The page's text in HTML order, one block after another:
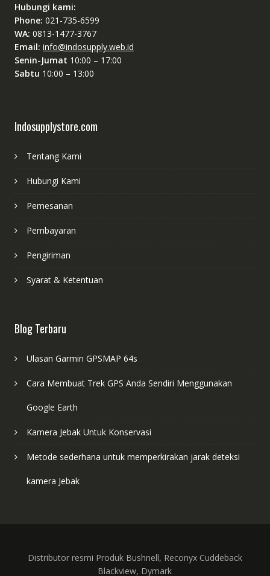
Hubungi kami:
Phone: 021-735-6599
WA: 0813-1477-3767
Email: info@indosupply.web.id
Senin-Jumat 10:00 – 17:00
Sabtu 10:00 – 13:00
Indosupplystore.com
Tentang Kami
Hubungi Kami
Pemesanan
Pembayaran
Pengiriman
Syarat & Ketentuan
Blog Terbaru
Ulasan Garmin GPSMAP 64s
Cara Membuat Trek GPS Anda Sendiri Menggunakan
Google Earth
Kamera Jebak Untuk Konservasi
Metode sederhana untuk memperkirakan jarak deteksi
kamera Jebak
Distributor resmi Produk Bushnell, Reconyx Cuddeback
Blackview, Dymark